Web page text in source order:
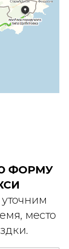
ФОРМУ
место